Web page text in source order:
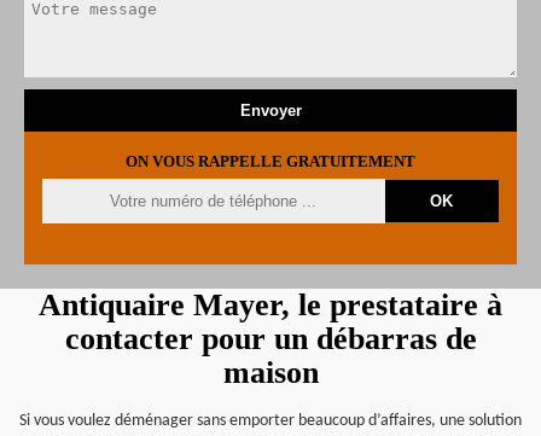
ON VOUS RAPPELLE GRATUITEMENT
Antiquaire Mayer, le prestataire à
contacter pour un débarras de
maison
Si vous voulez déménager sans emporter beaucoup d’affaires, une solution